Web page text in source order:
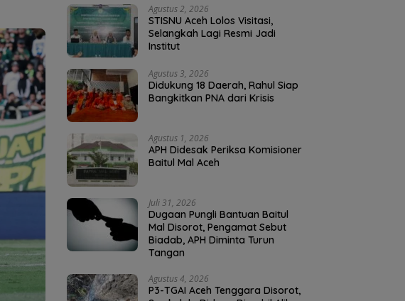
Agustus 2, 2026
STISNU Aceh Lolos Visitasi,
Selangkah Lagi Resmi Jadi
Institut
Agustus 3, 2026
Didukung 18 Daerah, Rahul Siap
Bangkitkan PNA dari Krisis
Agustus 1, 2026
APH Didesak Periksa Komisioner
Baitul Mal Aceh
Juli 31, 2026
Dugaan Pungli Bantuan Baitul
Mal Disorot, Pengamat Sebut
Biadab, APH Diminta Turun
Tangan
Agustus 4, 2026
P3-TGAI Aceh Tenggara Disorot,